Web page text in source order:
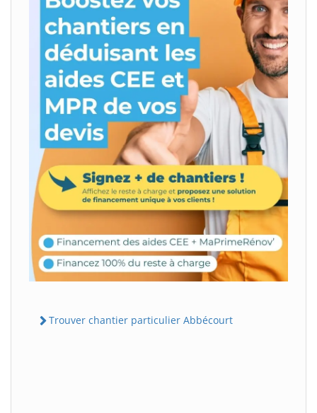
Trouver chantier particulier Abbécourt